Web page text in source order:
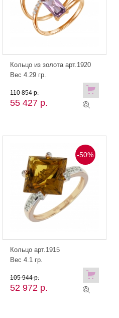
Кольцо из золота арт.1920
Вес 4.29 гр.
55 427 р.
110 854 р.
-50%
Кольцо арт.1915
Вес 4.1 гр.
52 972 р.
105 944 р.